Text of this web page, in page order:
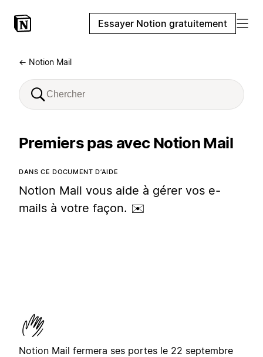
Essayer Notion gratuitement
← Notion Mail
Premiers pas avec Notion Mail
DANS CE DOCUMENT D’AIDE
Notion Mail vous aide à gérer vos e-
mails à votre façon. ✉️
Notion Mail fermera ses portes le 22 septembre